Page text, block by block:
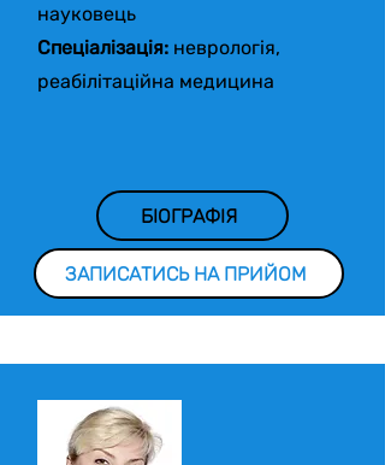
науковець
Спеціалізація: неврологія,
реабілітаційна медицина
БІОГРАФІЯ
ЗАПИСАТИСЬ НА ПРИЙОМ